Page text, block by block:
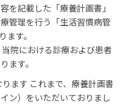
を記載した「療養計画書」
管理を行う「生活習慣病管
ます。
院における診療および患者
ます。
ます これまで、療養計画書
ン）をいただいておりまし